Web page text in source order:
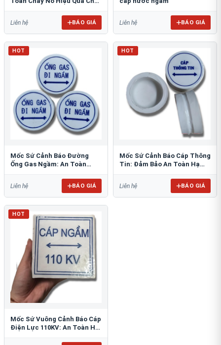
Liên hệ BÁO GIÁ Liên hệ BÁO GIÁ
HOT
Mốc Sứ Cảnh Báo Đường
Ống Gas Ngầm: An Toàn
Liên hệ BÁO GIÁ
HOT
Mốc Sứ Cảnh Báo Cáp Thông
Tin: Đảm Bảo An Toàn Hạ
Liên hệ BÁO GIÁ
HOT
Mốc Sứ Vuông Cảnh Báo Cáp
Điện Lực 110KV: An Toàn Hệ